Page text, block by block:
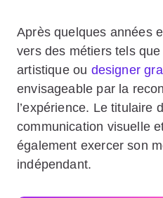
Après quelques années
vers des métiers tels
artistique ou designer
envisageable par la
l’expérience. Le titulaire
communication visuelle
également exercer son
indépendant.